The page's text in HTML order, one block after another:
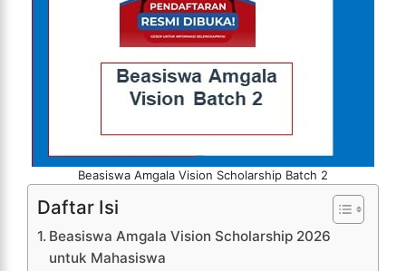
Beasiswa Amgala Vision Scholarship Batch 2
Daftar Isi
Beasiswa Amgala Vision Scholarship 2026
untuk Mahasiswa